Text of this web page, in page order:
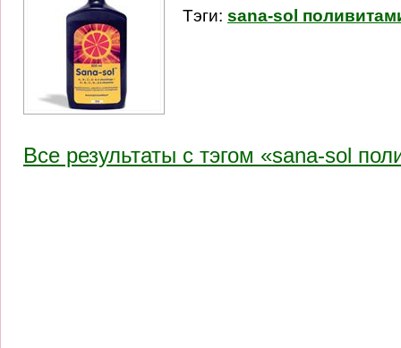
Тэги: sana-sol
Все результаты c тэгом «sana-sol